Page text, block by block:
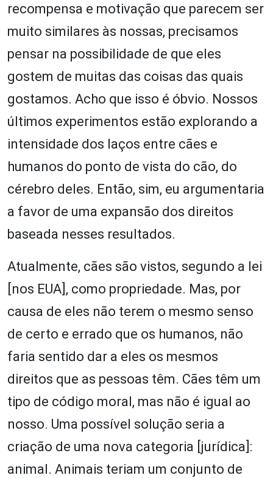
recompensa e motivação que parecem ser
muito similares às nossas, precisamos
pensar na possibilidade de que eles
gostem de muitas das coisas das quais
gostamos. Acho que isso é óbvio. Nossos
últimos experimentos estão explorando a
intensidade dos laços entre cães e
humanos do ponto de vista do cão, do
cérebro deles. Então, sim, eu argumentaria
a favor de uma expansão dos direitos
baseada nesses resultados.
Atualmente, cães são vistos, segundo a lei
[nos EUA], como propriedade. Mas, por
causa de eles não terem o mesmo senso
de certo e errado que os humanos, não
faria sentido dar a eles os mesmos
direitos que as pessoas têm. Cães têm um
tipo de código moral, mas não é igual ao
nosso. Uma possível solução seria a
criação de uma nova categoria [jurídica]:
animal. Animais teriam um conjunto de